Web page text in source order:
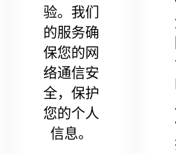
验。我们
的服务确
保您的网
络通信安
全，保护
您的个人
信息。